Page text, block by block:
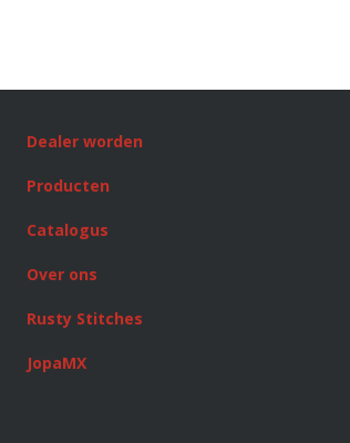
Dealer worden
Producten
Catalogus
Over ons
Rusty Stitches
JopaMX